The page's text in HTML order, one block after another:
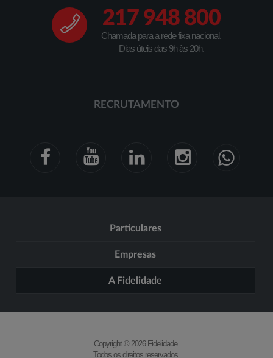
217 948 800
Chamada para a rede fixa nacional.
Dias úteis das 9h às 20h.
RECRUTAMENTO
Particulares
Empresas
A Fidelidade
Copyright © 2026 Fidelidade.
Todos os direitos reservados.